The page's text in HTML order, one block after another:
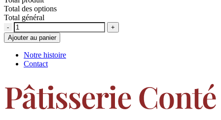
Total des options
Total général
Quantité
Ajouter au panier
Notre histoire
Contact